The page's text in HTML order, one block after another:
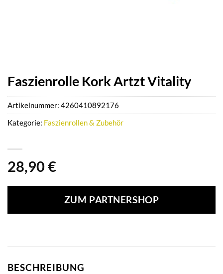
Faszienrolle Kork Artzt Vitality
28,90 €
ZUM PARTNERSHOP
Artikelnummer: 4260410892176
Kategorie: Faszienrollen & Zubehör
BESCHREIBUNG